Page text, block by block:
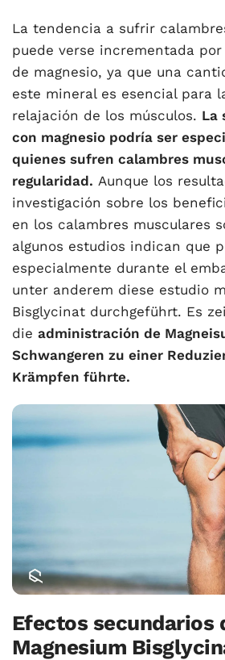
La tendencia a sufrir
puede verse incrementada
de magnesio, ya que una
este mineral es esencial para
relajación de los músculos. La
con magnesio podría ser
quienes sufren calambres
regularidad. Aunque los
investigación sobre los
en los calambres musculares
algunos estudios indican que
especialmente durante el
unter anderem diese estudio
Bisglycinat durchgeführt. Es
die administración de
Schwangeren zu einer
Krämpfen führte.
Efectos secundarios
Magnesium